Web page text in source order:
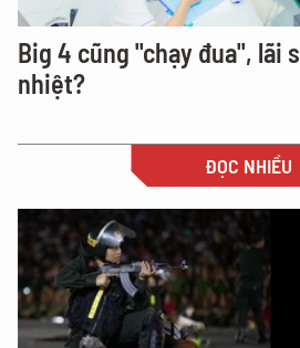
Big 4 cũng "chạy đua", lãi
nhiệt?
ĐỌC NHIỀU